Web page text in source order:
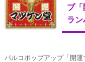
プ
ラ
パルコポップアップ「開